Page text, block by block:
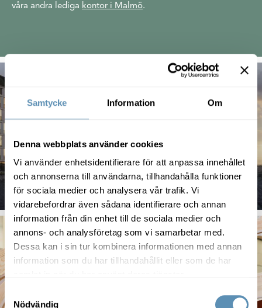
Samtycke Information Om
Denna webbplats använder cookies
Vi använder enhetsidentifierare för att anpassa innehållet
och annonserna till användarna, tillhandahålla funktioner
för sociala medier och analysera vår trafik. Vi
vidarebefordrar även sådana identifierare och annan
information från din enhet till de sociala medier och
annons- och analysföretag som vi samarbetar med.
Dessa kan i sin tur kombinera informationen med annan
information som du har tillhandahållit eller som de har
Nödvändig
våra andra lediga kontor i Malmö.